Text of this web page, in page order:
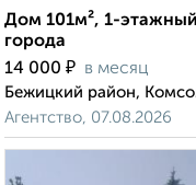
Дом 101м², 1-
города
14 000 ₽ в месяц
Бежицкий район,
Агентство, 07.08.2026